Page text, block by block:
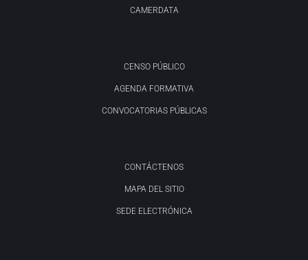
CAMERDATA
CENSO PÚBLICO
AGENDA FORMATIVA
CONVOCATORIAS PÚBLICAS
CONTÁCTENOS
MAPA DEL SITIO
SEDE ELECTRÓNICA